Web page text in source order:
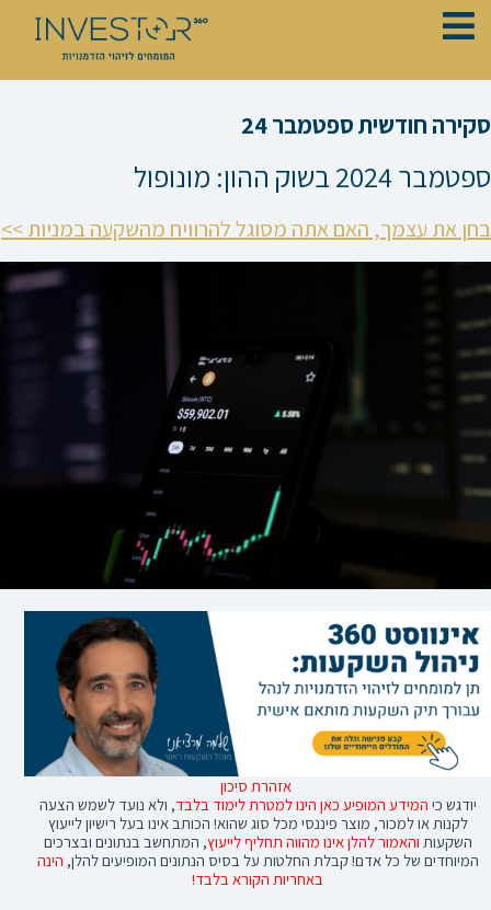
דילוג
סקירה חודשית ספטמבר 24
ספטמבר 2024 בשוק ההון: מונופול
בחן את עצמך, האם אתה מסוגל להרוויח מהשקעה במניות >>
אזהרת סיכון
יודגש כי המידע המופיע כאן הינו למטרת לימוד בלבד, ולא נועד לשמש הצעה
לקנות או למכור, מוצר פיננסי מכל סוג שהוא! הכותב אינו בעל רישיון לייעוץ
השקעות והאמור להלן אינו מהווה תחליף לייעוץ, המתחשב בנתונים ובצרכים
המיוחדים של כל אדם! קבלת החלטות על בסיס הנתונים המופיעים להלן, הינה
באחריות הקורא בלבד!